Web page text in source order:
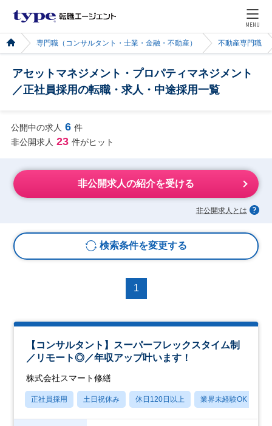
MENU
専門職（コンサルタント・士業・金融・不動産） 不動産専門職
アセットマネジメント・プロパティマネジメント
／正社員採用の転職・求人・中途採用一覧
公開中の求人 6 件
非公開求人 23 件がヒット
非公開求人の紹介を受ける
非公開求人とは
検索条件を変更する
1
【コンサルタント】スーパーフレックスタイム制
／リモート◎／年収アップ叶います！
株式会社スマート修繕
正社員採用 土日祝休み 休日120日以上 業界未経験OK